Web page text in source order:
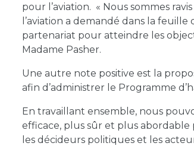
pour l’aviation. « Nous sommes
l’aviation a demandé dans la
partenariat pour atteindre les
Madame Pasher.
Une autre note positive est la
afin d’administrer le Programme
En travaillant ensemble, nous
efficace, plus sûr et plus
les décideurs politiques et les